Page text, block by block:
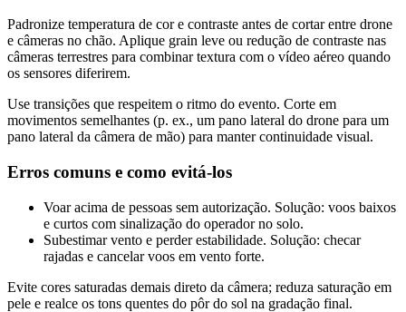
Padronize temperatura de cor e contraste antes de cortar entre drone
e câmeras no chão. Aplique grain leve ou redução de contraste nas
câmeras terrestres para combinar textura com o vídeo aéreo quando
os sensores diferirem.
Use transições que respeitem o ritmo do evento. Corte em
movimentos semelhantes (p. ex., um pano lateral do drone para um
pano lateral da câmera de mão) para manter continuidade visual.
Erros comuns e como evitá-los
Voar acima de pessoas sem autorização. Solução: voos baixos
e curtos com sinalização do operador no solo.
Subestimar vento e perder estabilidade. Solução: checar
rajadas e cancelar voos em vento forte.
Evite cores saturadas demais direto da câmera; reduza saturação em
pele e realce os tons quentes do pôr do sol na gradação final.